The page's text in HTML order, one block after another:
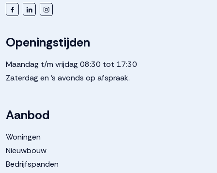
Openingstijden
Maandag t/m vrijdag 08:30 tot 17:30
Zaterdag en 's avonds op afspraak.
Aanbod
Woningen
Nieuwbouw
Bedrijfspanden